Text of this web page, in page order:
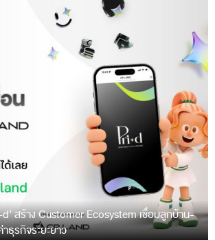
สร้าง Customer Ecosystem เชื่อมลูกบ้าน-
รกิจระยะยาว